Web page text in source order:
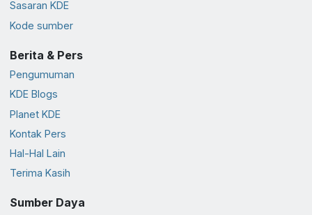
Sasaran KDE
Kode sumber
Berita & Pers
Pengumuman
KDE Blogs
Planet KDE
Kontak Pers
Hal-Hal Lain
Terima Kasih
Sumber Daya